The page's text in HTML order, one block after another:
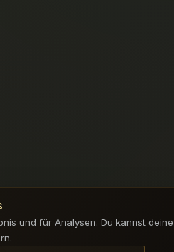
und für Analysen. Du kannst deine